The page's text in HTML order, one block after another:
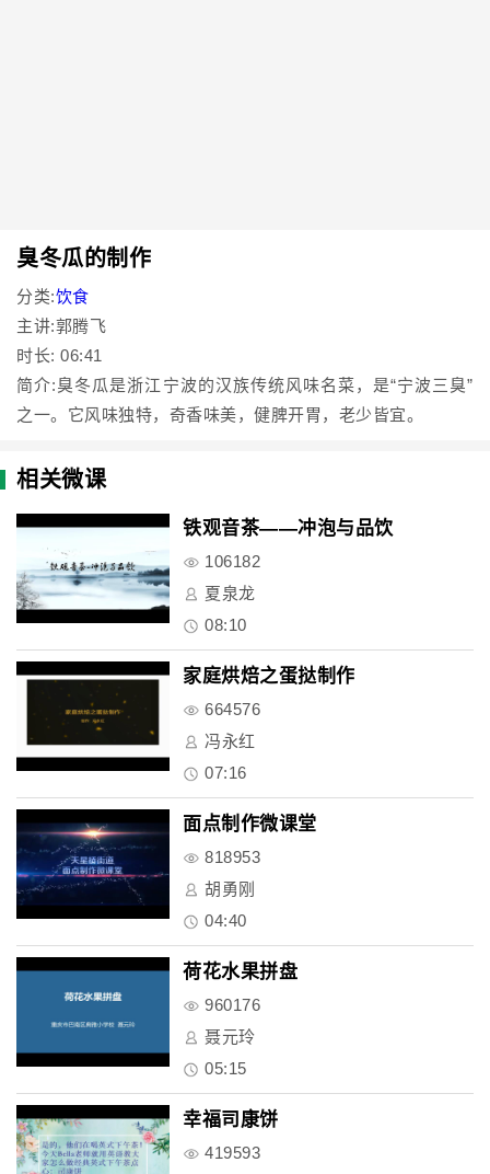
臭冬瓜的制作
分类:饮食
主讲:郭腾飞
时长: 06:41
简介:臭冬瓜是浙江宁波的汉族传统风味名菜，是“宁波三臭”
之一。它风味独特，奇香味美，健脾开胃，老少皆宜。
相关微课
铁观音茶——冲泡与品饮
106182
夏泉龙
08:10
家庭烘焙之蛋挞制作
664576
冯永红
07:16
面点制作微课堂
818953
胡勇刚
04:40
荷花水果拼盘
960176
聂元玲
05:15
幸福司康饼
419593